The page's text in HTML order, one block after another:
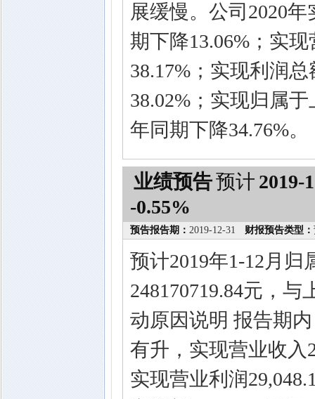
展缓慢。公司2020
期下降13.06%；实
38.17%；实现利润
38.02%；实现归属
年同期下降34.76%。
业绩预告预计 2019-
-0.55%
预告报告期： 2019-12-31 财报预告类型：
预计2019年1-12月
248170719.84元，
动原因说明 报告期
有升，实现营业收入
实现营业利润